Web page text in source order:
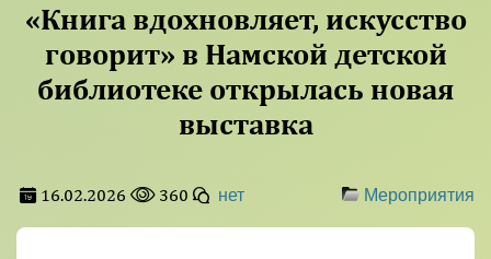
«Книга вдохновляет, искусство
говорит» в Намской детской
библиотеке открылась новая
выставка
16.02.2026 360 нет Мероприятия